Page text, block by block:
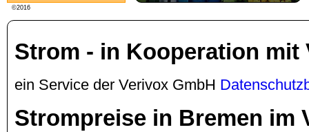
©2016
Strom - in Kooperation mit
ein Service der Verivox GmbH
Strompreise in Bremen im